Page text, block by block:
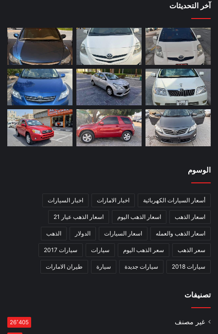
آخر التحديثات
الوسوم
أسعار السيارات الكهربائية اخبار الامارات اخبار السيارات
اسعار الذهب اسعار الذهب اليوم اسعار الذهب عيار 21
اسعار الذهب والعمله اسعار السيارات الدولار الذهب
سعر الذهب سعر الذهب اليوم سيارات سيارات 2017
سيارات 2018 سيارات جديدة سيارة طيران الامارات
تصنيفات
غير مصنف 26٬405